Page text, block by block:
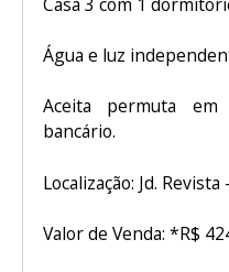
Água e luz
Aceita permuta em
bancário.
Localização: Jd. Revista
Valor de Venda: *R$